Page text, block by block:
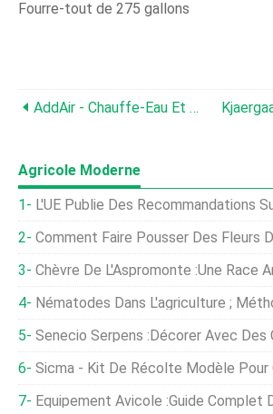
Fourre-tout de 275 gallons
AddAir - Chauffe-Eau Et Échangeur De Chaleur En Une Seule Unité Kjaergaard -
Agricole Moderne
L'UE Publie Des Recommandations Sur La PAC
Comment Faire Pousser Des Fleurs D'hortensia
Chèvre De L'Aspromonte :une Race
Nématodes Dans L'agriculture ;
Senecio Serpens :Décorer Avec Des
Sicma - Kit De Récolte Modèle Pour Chariots Télescopiques - Récolteuse D'olives, Des Noisettes, Cerises, Prunes
Équipement Avicole :Guide Complet